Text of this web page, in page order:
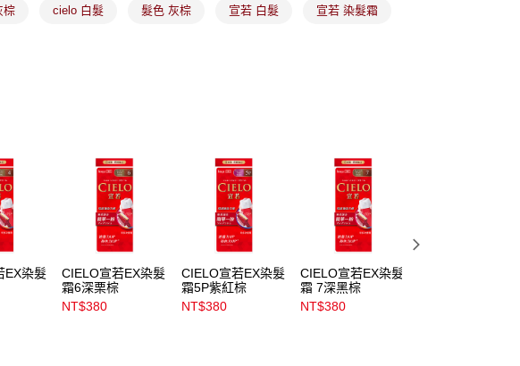
醒簡訊。
資料（包含姓名、電話或地址）提供予台灣大哥大進項蒐集、處理及利
用，由本公司與您本人進行分期帳單所需資料之確認、核對及更正。
3.完整用戶服務條款，請詳閱以下連結：
https://oppay.tw/userRule
每筆NT$100，滿NT$899(含以上)免運費
付款後門市自取
每筆NT$100，滿NT$399(含以上)免運費
棕 cielo 白髮 髮色 灰棕 宣若 白髮 宣若 染髮霜
EX染髮
CIELO宣若EX染髮
霜6深栗棕
NT$380
CIELO宣若EX染髮
霜5P紫紅棕
NT$380
CIELO宣若EX染髮
霜 7深黑棕
NT$380